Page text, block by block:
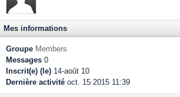
Mes informations
Groupe Members
Messages 0
Inscrit(e) (le) 14-août 10
Dernière activité oct. 15 2015 11:39